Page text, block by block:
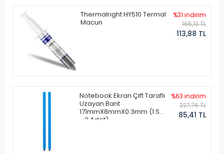
Thermalright HY510 Termal
Macun
%31 indirim
165,13 TL
113,88 TL
Notebook Ekran Çift Taraflı
Uzayan Bant
171mmX8mmX0.3mm (1 Set
- 2 Adet)
%63 indirim
227,76 TL
85,41 TL